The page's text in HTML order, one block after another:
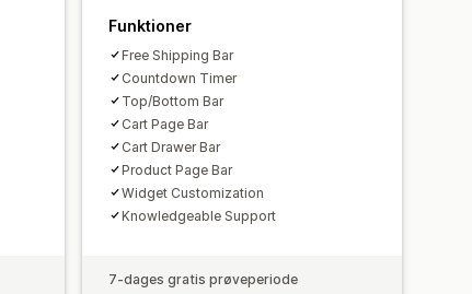
Funktioner
Free Shipping Bar
Countdown Timer
Top/Bottom Bar
Cart Page Bar
Cart Drawer Bar
Product Page Bar
Widget Customization
Knowledgeable Support
7-dages gratis prøveperiode